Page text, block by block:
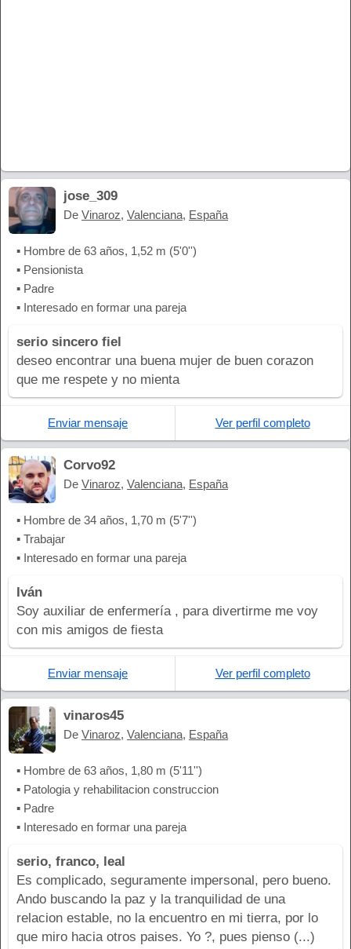
jose_309
De Vinaroz, Valenciana, España
▪ Hombre de 63 años, 1,52 m (5'0'')
▪ Pensionista
▪ Padre
▪ Interesado en formar una pareja
serio sincero fiel
deseo encontrar una buena mujer de buen corazon
que me respete y no mienta
Enviar mensaje Ver perfil completo
Corvo92
De Vinaroz, Valenciana, España
▪ Hombre de 34 años, 1,70 m (5'7'')
▪ Trabajar
▪ Interesado en formar una pareja
Iván
Soy auxiliar de enfermería , para divertirme me voy
con mis amigos de fiesta
Enviar mensaje Ver perfil completo
vinaros45
De Vinaroz, Valenciana, España
▪ Hombre de 63 años, 1,80 m (5'11'')
▪ Patologia y rehabilitacion construccion
▪ Padre
▪ Interesado en formar una pareja
serio, franco, leal
Es complicado, seguramente impersonal, pero bueno.
Ando buscando la paz y la tranquilidad de una
relacion estable, no la encuentro en mi tierra, por lo
que miro hacia otros paises. Yo ?, pues pienso (...)